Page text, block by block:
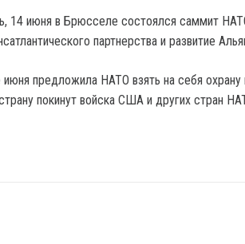
14 июня в Брюсселе состоялся саммит
партнерства и развитие
июня предложила НАТО взять на себя
покинут войска США и других стран